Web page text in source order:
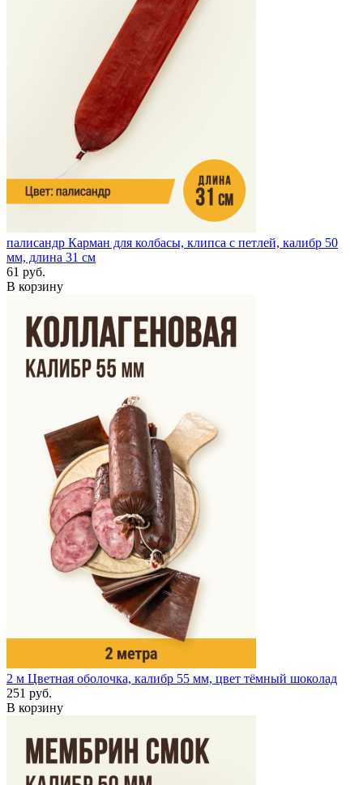
палисандр Карман для колбасы, клипса с петлей, калибр 50
мм, длина 31 см
61 руб.
В корзину
2 м Цветная оболочка, калибр 55 мм, цвет тёмный шоколад
251 руб.
В корзину